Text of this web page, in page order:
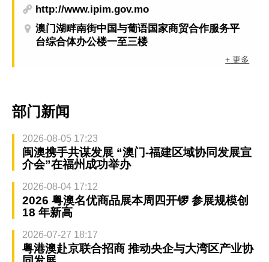
http://www.ipim.gov.mo
澳门湖畔南街中国与葡语国家商贸合作服务平
台综合体办公楼一至三楼
+ 更多
部门新闻
2026-08-05 17:23
闽澳携手共谋发展 “澳门-福建区域协同发展宣
介会”在福州成功举办
2026-08-04 17:12
2026 粤澳名优商品展本周四开锣 参展规模创
18 年新高
2026-07-27 18:17
粤港澳赴京联合招商 推动央企与大湾区产业协